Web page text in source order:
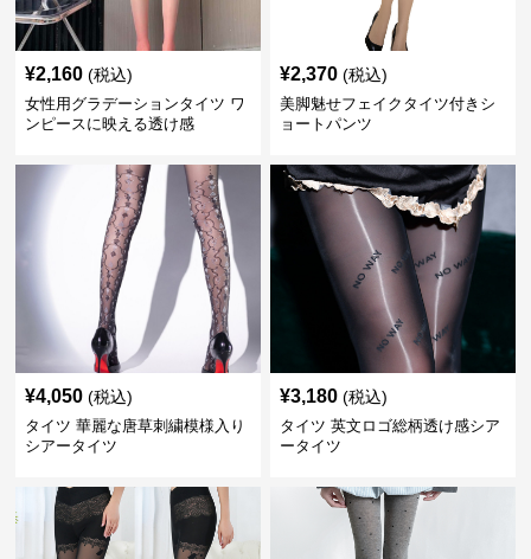
¥2,160 (税込)
女性用グラデーションタイツ ワ
ンピースに映える透け感
¥2,370 (税込)
美脚魅せフェイクタイツ付きシ
ョートパンツ
¥4,050 (税込)
タイツ 華麗な唐草刺繍模様入り
シアータイツ
¥3,180 (税込)
タイツ 英文ロゴ総柄透け感シア
ータイツ